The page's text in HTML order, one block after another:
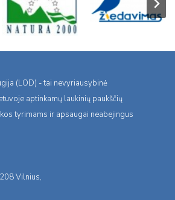
(LOD) - tai nevyriausybinė
aptinkamų laukinių paukščių
tyrimams ir apsaugai neabejingus
Vilnius,